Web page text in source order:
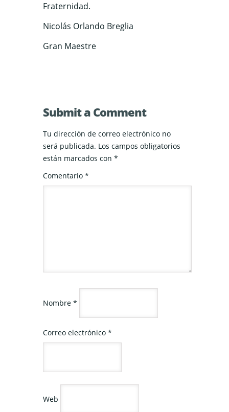
Fraternidad.
Nicolás Orlando Breglia
Gran Maestre
Submit a Comment
Tu dirección de correo electrónico no
será publicada. Los campos obligatorios
están marcados con *
Comentario *
Nombre *
Correo electrónico *
Web